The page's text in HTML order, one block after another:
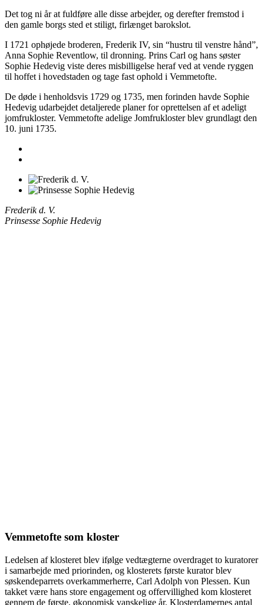
Det tog ni år at fuldføre alle disse arbejder, og derefter fremstod i
den gamle borgs sted et stiligt, firlænget barokslot.
I 1721 ophøjede broderen, Frederik IV, sin “hustru til venstre hånd”,
Anna Sophie Reventlow, til dronning. Prins Carl og hans søster
Sophie Hedevig viste deres misbilligelse heraf ved at vende ryggen
til hoffet i hovedstaden og tage fast ophold i Vemmetofte.
De døde i henholdsvis 1729 og 1735, men forinden havde Sophie
Hedevig udarbejdet detaljerede planer for oprettelsen af et adeligt
jomfrukloster. Vemmetofte adelige Jomfrukloster blev grundlagt den
10. juni 1735.
Frederik d. V.
Prinsesse Sophie Hedevig
Vemmetofte som kloster
Ledelsen af klosteret blev ifølge vedtægterne overdraget to kuratorer
i samarbejde med priorinden, og klosterets første kurator blev
søskendeparrets overkammerherre, Carl Adolph von Plessen. Kun
takket være hans store engagement og offervillighed kom klosteret
gennem de første, økonomisk vanskelige år. Klosterdamernes antal